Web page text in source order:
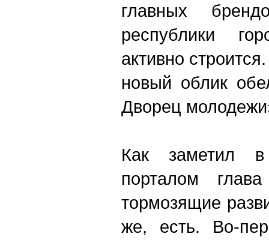
главных
республики
активно
новый облик
Дворец
Как заметил
порталом
тормозящие
же, есть. Во-